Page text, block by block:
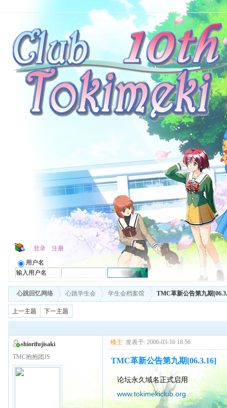
登录 注册
用户名
心跳回忆网络 心跳学生会 学生会档案馆 TMC革新公告第九期
上一主题 下一主题
shiorifujisaki
TMC抱抱团JS
楼主 发表于: 2006-03-16 18:56
TMC革新公告第九期[06.3.16]
论坛永久域名正式启用
www.tokimekiclub.org